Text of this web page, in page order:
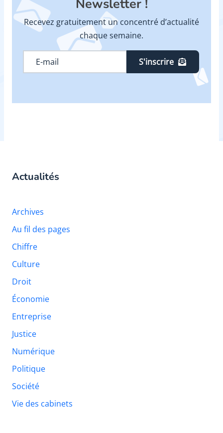
Newsletter !
Recevez gratuitement un concentré d’actualité
chaque semaine.
S'inscrire
Actualités
Archives
Au fil des pages
Chiffre
Culture
Droit
Économie
Entreprise
Justice
Numérique
Politique
Société
Vie des cabinets